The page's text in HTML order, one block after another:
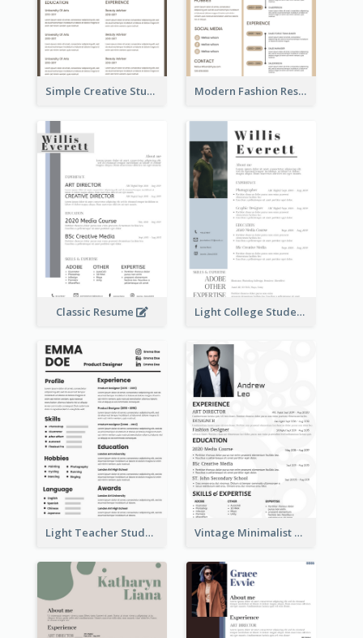
Simple Creative Student Resume Modern Fashion Resume
Classic Resume Light College Student Resume
Light Teacher Student Resume Vintage Minimalist Photography Resume